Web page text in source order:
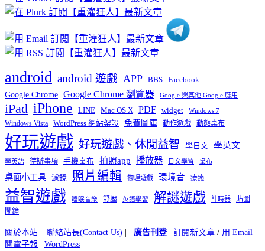
類
android android 遊戲 APP BBS Facebook
Google Chrome Google Chrome 瀏覽器 Google 與其他 Google 應用
iPad iPhone LINE Mac OS X PDF widget Windows 7
Windows Vista WordPress 網站架設 免費圖庫 動作遊戲 動態桌布
好玩遊戲 好玩遊戲、休閒益智 學日文 學英文
學英語 待辦事項 手機桌布 拍照app 播放器 日文學習 桌布
桌面小工具 濾鏡 照片編輯 物理遊戲 環境音 療癒
益智遊戲 睡眠音樂 舒壓 英語學習 解謎遊戲 計時器
貼圖
鬧鐘
關於本站 | 聯絡站長(Contact Us) | 廣告刊登| 訂閱新文章 / 用 Email
閱電子報 | WordPress